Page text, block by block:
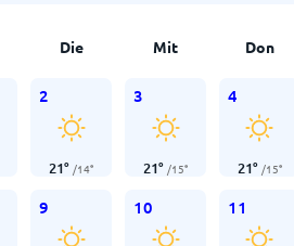
Die Mit Don
2
21° /14°
3
21° /15°
4
21° /15°
9 10 11